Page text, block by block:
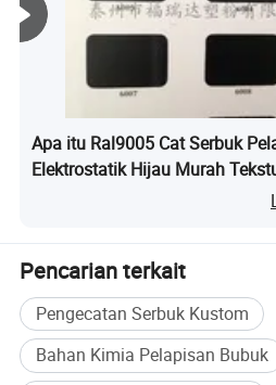
Profesional
Apa itu Ral9005 Cat Serbuk
Elektrostatik Hijau Murah
Pencarian terkait
Pengecatan Serbuk Kustom
Bahan Kimia Pelapisan Bubuk